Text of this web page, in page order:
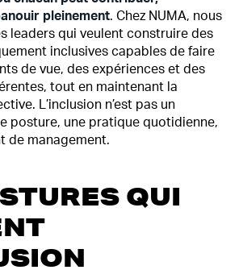
pleinement. Chez NUMA, nous
leaders qui veulent construire des
inclusives capables de faire
de vue, des expériences et des
tout en maintenant la
L’inclusion n’est pas un
posture, une pratique quotidienne,
de management.
QUI